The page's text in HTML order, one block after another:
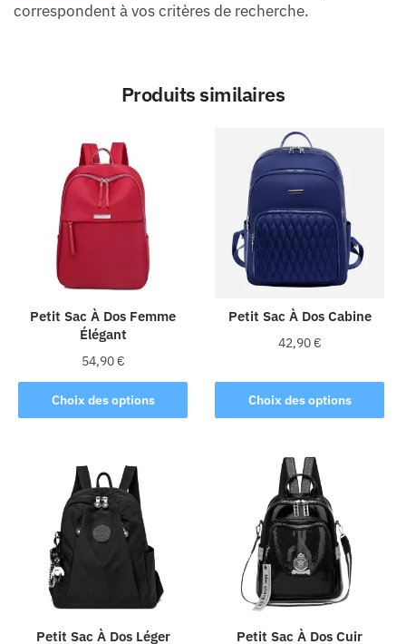
correspondent à vos critères de recherche.
Produits similaires
Petit Sac À Dos Femme
Élégant
54,90€
Choix des options
Ce
produit
variations.
Les
options
peuvent
être
choisies
sur
la
Petit Sac À Dos Cabine
42,90€
Choix des options
produit
a
variations.
Les
options
peuvent
être
choisies
sur
page
Petit Sac À Dos Léger
Petit Sac À Dos Cuir